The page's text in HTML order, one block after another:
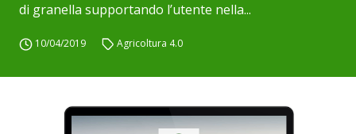
di granella supportando l’utente nella...
10/04/2019 Agricoltura 4.0